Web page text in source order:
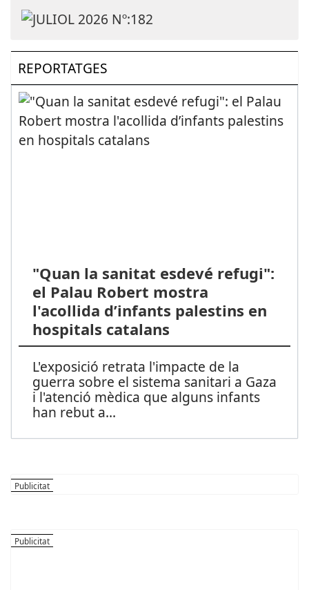
REPORTATGES
"Quan la sanitat esdevé refugi":
el Palau Robert mostra
l'acollida d’infants palestins en
hospitals catalans
L'exposició retrata l'impacte de la
guerra sobre el sistema sanitari a Gaza
i l'atenció mèdica que alguns infants
han rebut a...